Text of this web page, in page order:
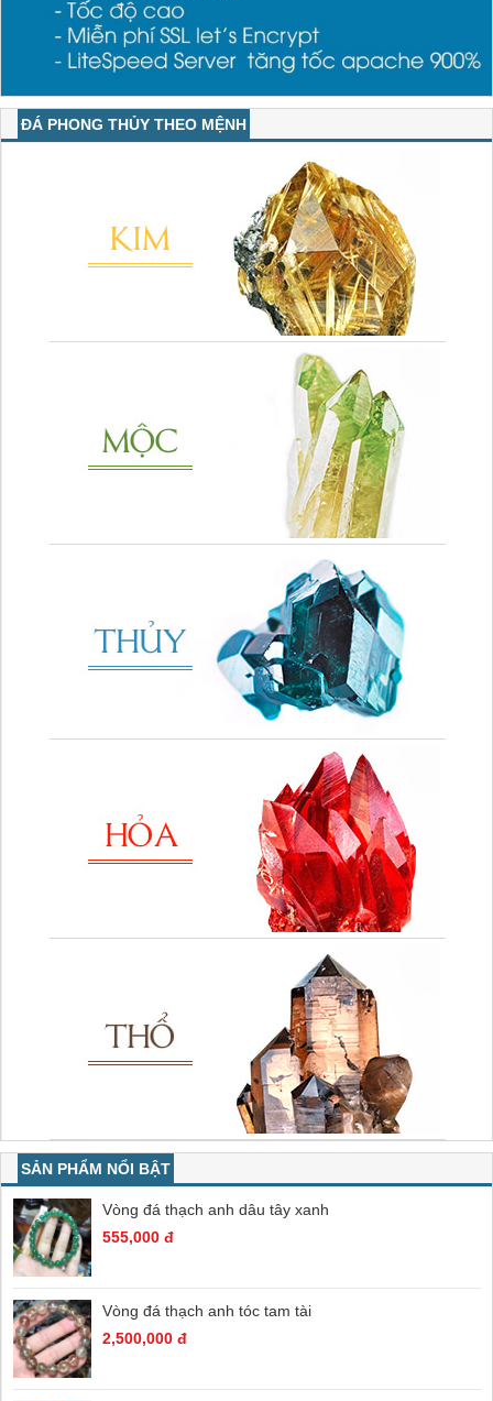
ĐÁ PHONG THỦY THEO MỆNH
SẢN PHẨM NỔI BẬT
Vòng đá thạch anh dâu tây xanh
555,000 đ
Vòng đá thạch anh tóc tam tài
2,500,000 đ